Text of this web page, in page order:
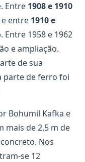
Entre 1908 e 1910
e entre 1910 e
. Entre 1958 e 1962
e ampliação.
de sua
parte de ferro foi
Bohumil Kafka e
mais de 2,5 m de
Nos
se 12